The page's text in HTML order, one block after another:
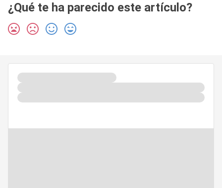
¿Qué te ha parecido este artículo?